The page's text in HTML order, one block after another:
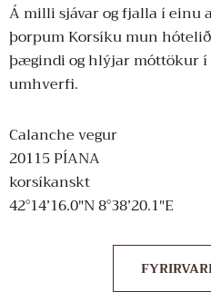
Á milli sjávar og fjalla í einu
þorpum Korsíku mun
þægindi og hlýjar móttökur í
umhverfi.
Calanche vegur
20115 PÍANA
korsíkanskt
42°14’16.0″N 8°38’20.1″E